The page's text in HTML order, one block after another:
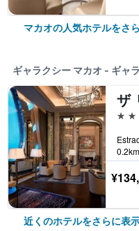
マカオの人気ホテルをさ
ギャラクシー マカオ - ギャ
5つ
近くのホテルをさらに表